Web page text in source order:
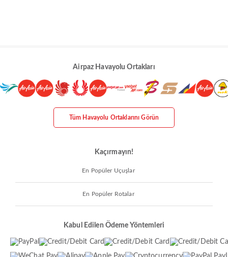
Airpaz Havayolu Ortakları
Tüm Havayolu Ortaklarını Görün
Kaçırmayın!
En Popüler Uçuşlar
En Popüler Rotalar
Kabul Edilen Ödeme Yöntemleri